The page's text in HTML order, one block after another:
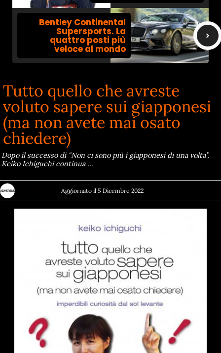
Bentley Continental
Supersports. La
quattro posti più
veloce al mondo
Tutto quello che avreste
voluto sapere sui giapponesi
(ma non avete mai osato
chiedere)
Dopo il successo di “Non ci sono più i giapponesi di una volta”,
Keiko Ichiguchi continua …
Aggiornato il 5 Dicembre 2022